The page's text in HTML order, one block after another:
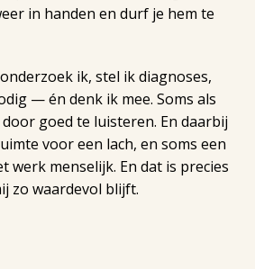
in handen en durf je hem te
ik, stel ik diagnoses,
— én denk ik mee. Soms als
goed te luisteren. En daarbij
voor een lach, en soms een
werk menselijk. En dat is precies
zo waardevol blijft.